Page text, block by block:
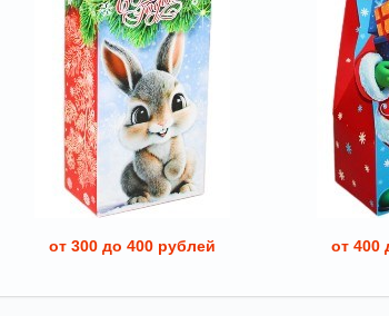
от 300 до 400 рублей от 400